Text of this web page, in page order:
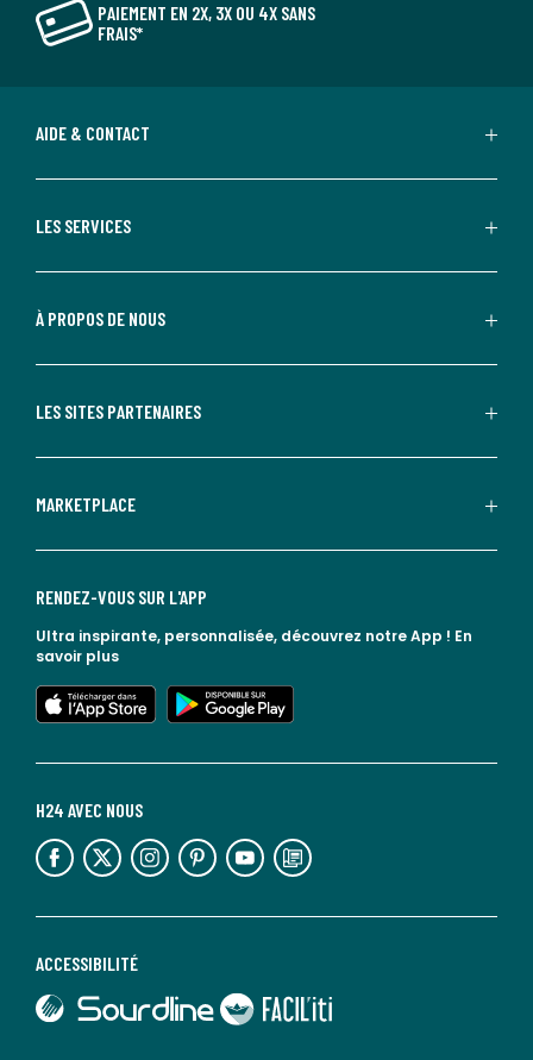
PAIEMENT EN 2X, 3X OU 4X SANS
FRAIS*
AIDE & CONTACT
LES SERVICES
À PROPOS DE NOUS
LES SITES PARTENAIRES
MARKETPLACE
ACCESSIBILITÉ
lien vers Sourdline
lien vers Faciliti
H24 AVEC NOUS
lien vers l'espace réseaux sociaux lien vers l'espace réseaux sociaux lien vers l'espace réseaux sociaux lien vers l'espace réseaux sociaux lien vers l'espace réseaux sociaux lien vers le blog la redoute
RENDEZ-VOUS SUR L'APP
Ultra inspirante, personnalisée, découvrez notre App ! En
savoir plus
lien vers l'app store
lien vers google play